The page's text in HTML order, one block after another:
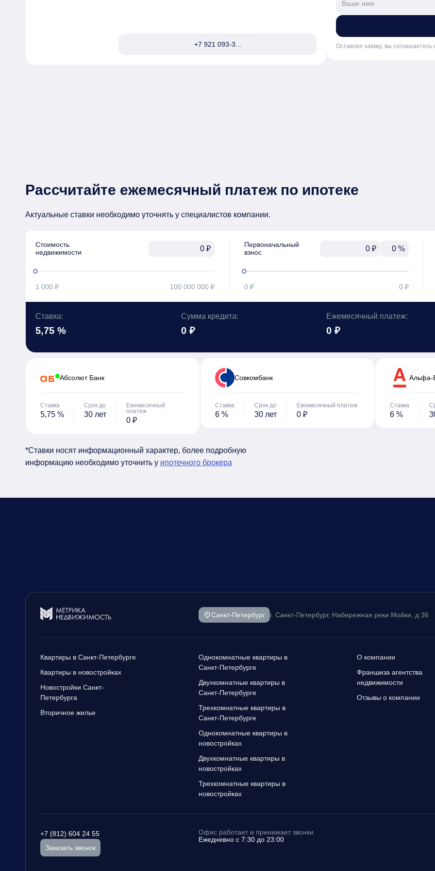
+7 921 093-3... Оставляя заявку, вы соглашаетесь
Рассчитайте ежемесячный платеж по ипотеке
Актуальные ставки необходимо уточнять у специалистов компании.
Стоимость
недвижимости
₽
1 000 ₽ 100 000 000 ₽
Первоначальный
взнос
₽ %
0 ₽ 0 ₽
Ставка:
5,75 %
Сумма кредита:
0 ₽
Ежемесячный платеж:
0 ₽
Абсолют Банк
Ставка
5,75 %
Срок до
30 лет
Ежемесячный
платеж
0 ₽
Cовкомбанк
Ставка
6 %
Срок до
30 лет
Ежемесячный платеж
0 ₽
Альфа-
Ставка
6 %
*Ставки носят информационный характер, более подробную
информацию необходимо уточнить у ипотечного брокера
Санкт-Петербург г. Санкт-Петербург, Набережная реки Мойки, д 36
Квартиры в Санкт-Петербурге
Квартиры в новостройках
Новостройки Санкт-
Петербурга
Вторичное жилье
Однокомнатные квартиры в
Санкт-Петербурге
Двухкомнатные квартиры в
Санкт-Петербурге
Трехкомнатные квартиры в
Санкт-Петербурге
Однокомнатные квартиры в
новостройках
Двухкомнатные квартиры в
новостройках
Трехкомнатные квартиры в
новостройках
О компании
Франшиза агентства
недвижимости
Отзывы о компании
+7 (812) 604 24 55
Заказать звонок
Офис работает и принимает звонки
Ежедневно с 7:30 до 23:00